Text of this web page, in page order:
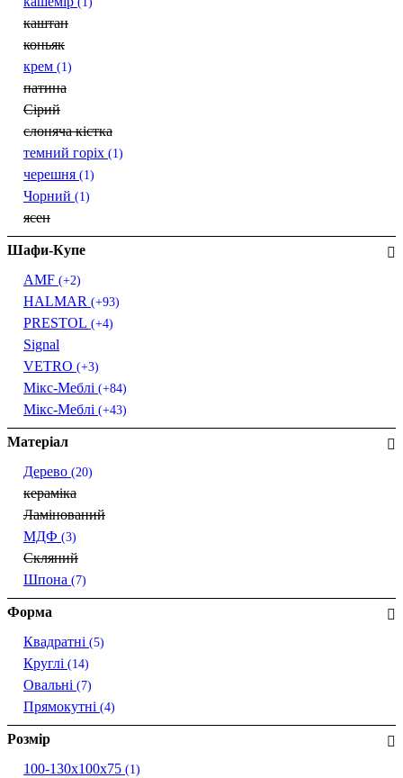
каштан
коньяк
крем (1)
патина
Сірий
слоняча кістка
темний горіх (1)
черешня (1)
Чорний (1)
ясен
Шафи-Купе
AMF (+2)
HALMAR (+93)
PRESTOL (+4)
Signal
VETRO (+3)
Мікс-Меблі (+84)
Мікс-Меблі (+43)
Матеріал
Дерево (20)
кераміка
Ламінований
МДФ (3)
Скляний
Шпона (7)
Форма
Квадратні (5)
Круглі (14)
Овальні (7)
Прямокутні (4)
Розмір
100-130х100х75 (1)